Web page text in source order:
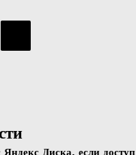
Диска, если доступ